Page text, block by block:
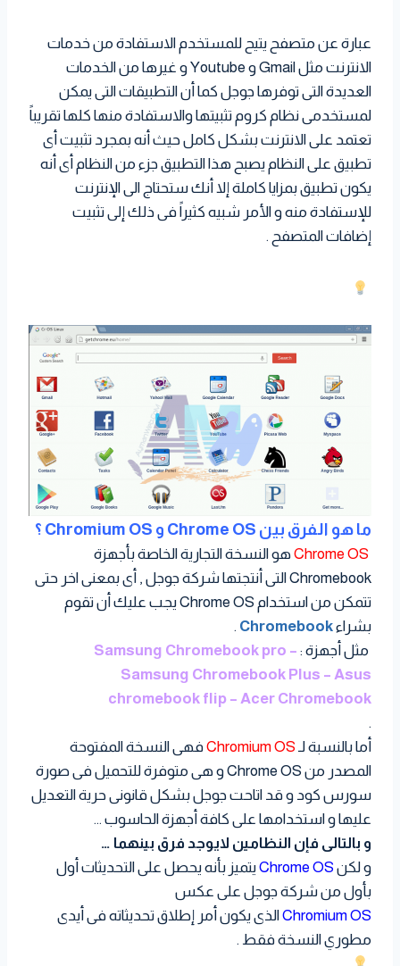
عبارة عن متصفح يتيح للمستخدم الاستفادة من خدمات
الانترنت مثل Gmail و Youtube و غيرها من الخدمات
العديدة التى توفرها جوجل كما أن التطبيقات التى يمكن
لمستخدمى نظام كروم تثبيتها والاستفادة منها كلها تقريباً
تعتمد على الانترنت بشكل كامل حيث أنه بمجرد تثبيت أى
تطبيق على النظام يصبح هذا التطبيق جزء من النظام أى أنه
يكون تطبيق بمزايا كاملة إلا أنك ستحتاج الى الإنترنت
للإستفادة منه و الأمر شبيه كثيراً فى ذلك إلى تثبيت
إضافات المتصفح .
ما هو الفرق بين Chrome OS و Chromium OS ؟
Chrome OSهو النسخة التجارية الخاصة بأجهزة
Chromebook التى أنتجتها شركة جوجل , أى بمعنى اخر حتى
تتمكن من استخدام Chrome OS يجب عليك أن تقوم
بشراءChromebook
.
مثل أجهزة : Samsung Chromebook pro –
Samsung Chromebook Plus – Asus
chromebook flip – Acer Chromebook
.
أما بالنسبة لـ Chromium OSفهى النسخة المفتوحة
المصدر من Chrome OS و هى متوفرة للتحميل فى صورة
سورس كود و قد اتاحت جوجل بشكل قانونى حرية التعديل
عليها و استخدامها على كافة أجهزة الحاسوب …
و بالتالى فإن النظامين لايوجد فرق بينهما …
و لكن
يتميز بأنه يحصل على التحديثات أول
بأول من شركة جوجل على عكس
Chromium OSالذى يكون أمر إطلاق تحديثاته فى أيدى
مطوري النسخة فقط .